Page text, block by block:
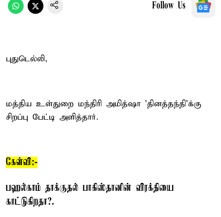
Follow Us
புதுடெல்லி,
மத்திய உள்துறை மந்திரி அமித்ஷா 'தினத்தந்தி'க்கு
சிறப்பு பேட்டி அளித்தார்.
கேள்வி:-
பஹல்காம் தாக்குதல் பாகிஸ்தானின் விரக்தியை
காட்டுகிறதா?.